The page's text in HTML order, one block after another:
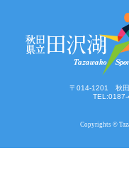
〒014-1201 秋田
Copyrights ©